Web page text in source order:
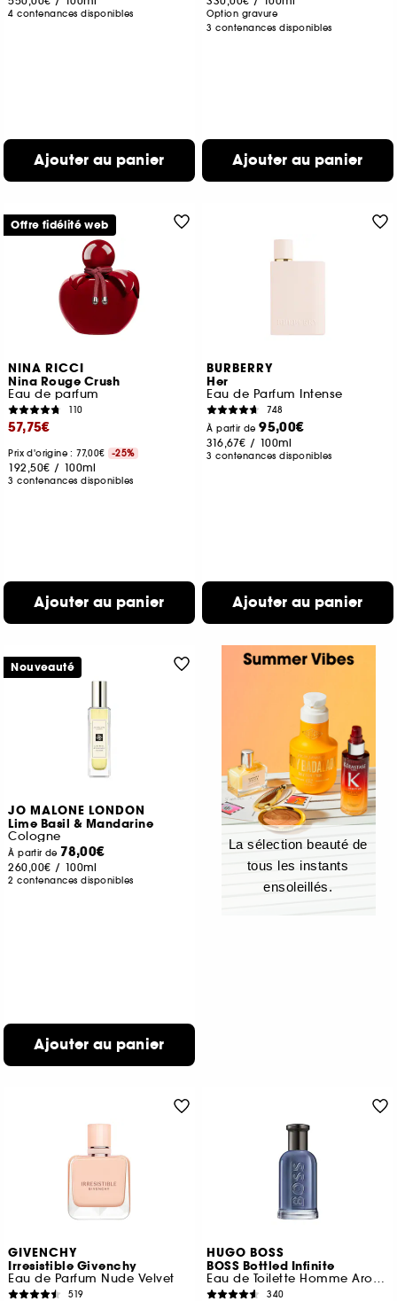
4 contenances disponibles
Ajouter au panier
Option gravure
3 contenances disponibles
Ajouter au panier
NINA RICCI
Nina Rouge Crush
Eau de parfum
110
57,75€
Prix d'origine : 77,00€ -25%
192,50€ / 100ml
3 contenances disponibles
Ajouter au panier
Offre fidélité web
BURBERRY
Her
Eau de Parfum Intense
748
À partir de95,00€
316,67€ / 100ml
3 contenances disponibles
Ajouter au panier
JO MALONE LONDON
Lime Basil & Mandarine
Cologne
À partir de 78,00€
260,00€ / 100ml
2 contenances disponibles
Ajouter au panier
Nouveauté
La sélection beauté de
tous les instants
ensoleillés.
GIVENCHY
Irresistible Givenchy
Eau de Parfum Nude Velvet
519
HUGO BOSS
BOSS Bottled Infinite
Eau de Toilette Homme Aromatique et Fruitée
340